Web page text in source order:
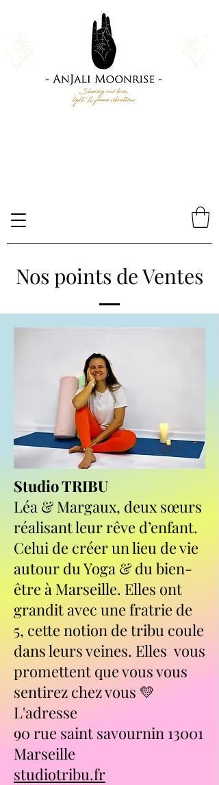
Nos points de Ventes
Studio TRIBU
Léa & Margaux, deux sœurs
réalisant leur rêve d’enfant.
Celui de créer un lieu de vie
autour du Yoga & du bien-
être à Marseille. Elles ont
grandit avec une fratrie de
5, cette notion de tribu coule
dans leurs veines. Elles vous
promettent que vous vous
sentirez chez vous 💛
L'adresse
90 rue saint savournin 13001
Marseille
studiotribu.fr